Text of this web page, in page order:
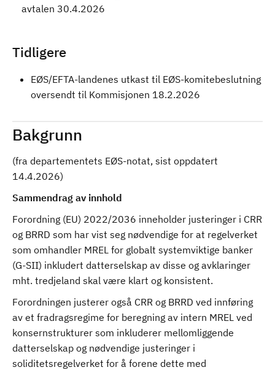
avtalen 30.4.2026
Tidligere
EØS/EFTA-landenes utkast til EØS-komitebeslutning
oversendt til Kommisjonen 18.2.2026
Bakgrunn
(fra departementets EØS-notat, sist oppdatert
14.4.2026)
Sammendrag av innhold
Forordning (EU) 2022/2036 inneholder justeringer i CRR
og BRRD som har vist seg nødvendige for at regelverket
som omhandler MREL for globalt systemviktige banker
(G-SII) inkludert datterselskap av disse og avklaringer
mht. tredjeland skal være klart og konsistent.
Forordningen justerer også CRR og BRRD ved innføring
av et fradragsregime for beregning av intern MREL ved
konsernstrukturer som inkluderer mellomliggende
datterselskap og nødvendige justeringer i
soliditetsregelverket for å forene dette med